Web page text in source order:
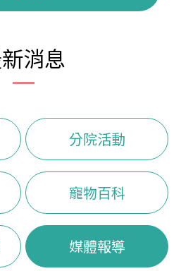
消息
分院活動
寵物百科
媒體報導